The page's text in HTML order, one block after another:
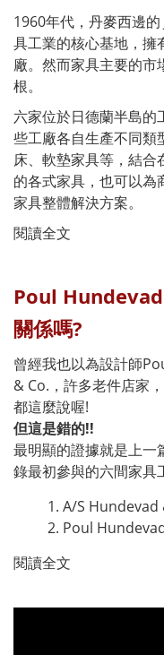
1960年代，丹麥西邊
具工業的核心基地，擁
廠。然而家具主要的市
根。
六家位於日德蘭半島
些工廠各自生產不同類
床、軟墊家具等，結
的各式家具，也可以為
家具整體解決方案。
閱讀全文
Poul
關係嗎?
曾經我也以為設計師
& Co.，許多老件店家
都這麼說喔!
但這是錯的!!
最明顯的證據就是上
錄最初參與的六間家具
A/S
Poul
閱讀全文